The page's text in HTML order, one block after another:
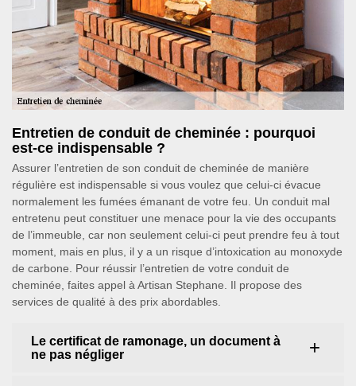
Entretien de conduit de cheminée : pourquoi
est-ce indispensable ?
Assurer l’entretien de son conduit de cheminée de manière
régulière est indispensable si vous voulez que celui-ci évacue
normalement les fumées émanant de votre feu. Un conduit mal
entretenu peut constituer une menace pour la vie des occupants
de l’immeuble, car non seulement celui-ci peut prendre feu à tout
moment, mais en plus, il y a un risque d’intoxication au monoxyde
de carbone. Pour réussir l’entretien de votre conduit de
cheminée, faites appel à Artisan Stephane. Il propose des
services de qualité à des prix abordables.
Le certificat de ramonage, un document à
ne pas négliger